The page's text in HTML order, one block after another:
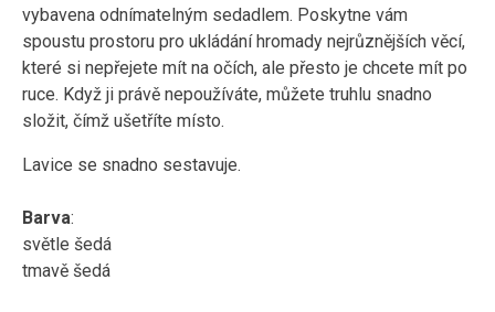
vybavena odnímatelným sedadlem. Poskytne vám
spoustu prostoru pro ukládání hromady nejrůznějších věcí,
které si nepřejete mít na očích, ale přesto je chcete mít po
ruce. Když ji právě nepoužíváte, můžete truhlu snadno
složit, čímž ušetříte místo.
Lavice se snadno sestavuje.
Barva:
světle šedá
tmavě šedá